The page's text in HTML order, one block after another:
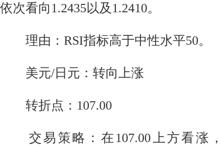
依次看向1.2435以及1.2410。
理由：RSI指标高于中性水平50。
美元/日元：转向上涨
转折点：107.00
交易策略：在107.00上方看涨